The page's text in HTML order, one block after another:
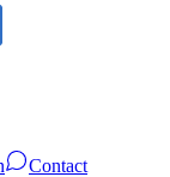
Contact